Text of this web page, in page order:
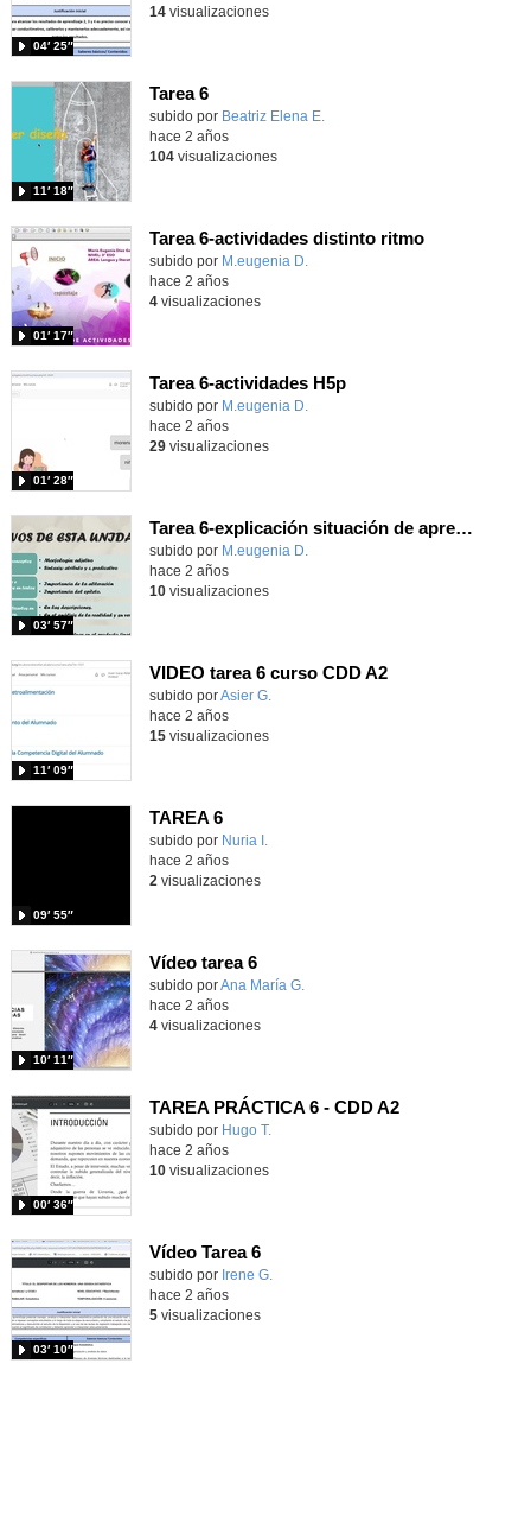
04′ 25″
14visualizaciones
Tarea 6
Contenido educativo.
subido por Beatriz Elena E.
11′ 18″
hace 2 años
104visualizaciones
Tarea 6-actividades distinto ritmo
Contenido educativo.
subido por M.eugenia D.
01′ 17″
hace 2 años
4visualizaciones
Tarea 6-actividades H5p
Contenido educativo.
subido por M.eugenia D.
01′ 28″
hace 2 años
29visualizaciones
Tarea 6-explicación situación de aprendizaje
Contenido educativo.
subido por M.eugenia D.
03′ 57″
hace 2 años
10visualizaciones
VIDEO tarea 6 curso CDD A2
Contenido educativo.
subido porAsier G.
11′ 09″
hace 2 años
15visualizaciones
TAREA 6
Contenido educativo.
subido por Nuria I.
09′ 55″
hace 2 años
2 visualizaciones
Vídeo tarea 6
Contenido educativo.
subido porAna María G.
10′ 11″
hace 2 años
4visualizaciones
TAREA PRÁCTICA 6 - CDD A2
Contenido educativo.
subido por Hugo T.
00′ 36″
hace 2 años
10visualizaciones
Vídeo Tarea 6
Contenido educativo.
subido por Irene G.
03′ 10″
hace 2 años
5visualizaciones